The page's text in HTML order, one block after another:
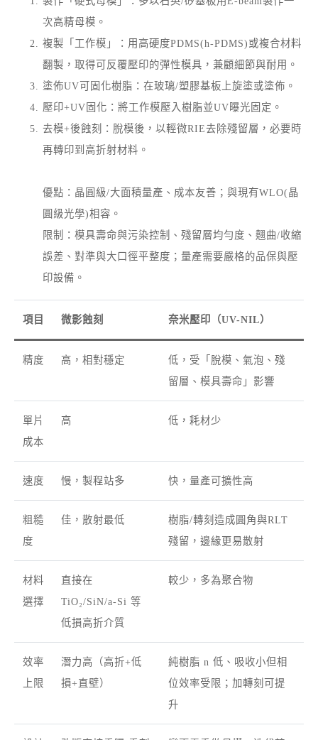
次高精母模。
複製「工作模」：用高硬度PDMS(h-PDMS)或複合材料
翻製，取得可反覆壓印的彈性模具，兼顧細節與耐用。
塗佈UV可固化樹脂：在玻璃/塑膠基板上旋塗或塗佈。
壓印+UV固化：將工作模壓入樹脂並UV曝光固定。
去模+後蝕刻：脫模後，以輕微RIE去除殘留層，必要時
再轉印到高折射材料。
優點：晶圓級/大面積量產、成本友善；與現有WLO(晶
圓級光學)相容。
限制：模具壽命與污染控制、殘留層均勻度、翹曲/收縮
誤差、對準與大口徑平整度；量產需要嚴格的品保與壓
印設備。
項目 微影蝕刻 奈米壓印（UV-NIL）
精度 高，相對穩定
低，受「脫模、氣泡、殘
留層、模具壽命」影響
單片
成本
高 低，耗材少
速度 慢，製程站多 快，量產可擴性高
粗糙
度
佳，散射最低
樹脂/轉刻造成圓角與RLT
殘留，邊緣更易散射
材料
選擇
直接在
TiO₂/SiN/a-Si 等
低損高折介質
較少，多為聚合物
效率
上限
潛力高（高折+低
損+直壁）
純樹脂 n 低、吸收小但相
位效率受限；加轉刻可提
升